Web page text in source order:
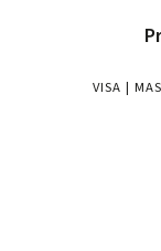
VISA |